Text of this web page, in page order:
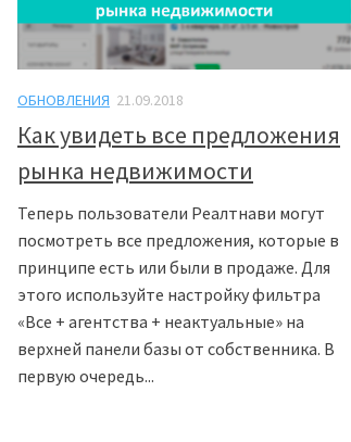
ОБНОВЛЕНИЯ 21.09.2018
Как увидеть все предложения
рынка недвижимости
Теперь пользователи Реалтнави могут
посмотреть все предложения, которые в
принципе есть или были в продаже. Для
этого используйте настройку фильтра
«Все + агентства + неактуальные» на
верхней панели базы от собственника. В
первую очередь...